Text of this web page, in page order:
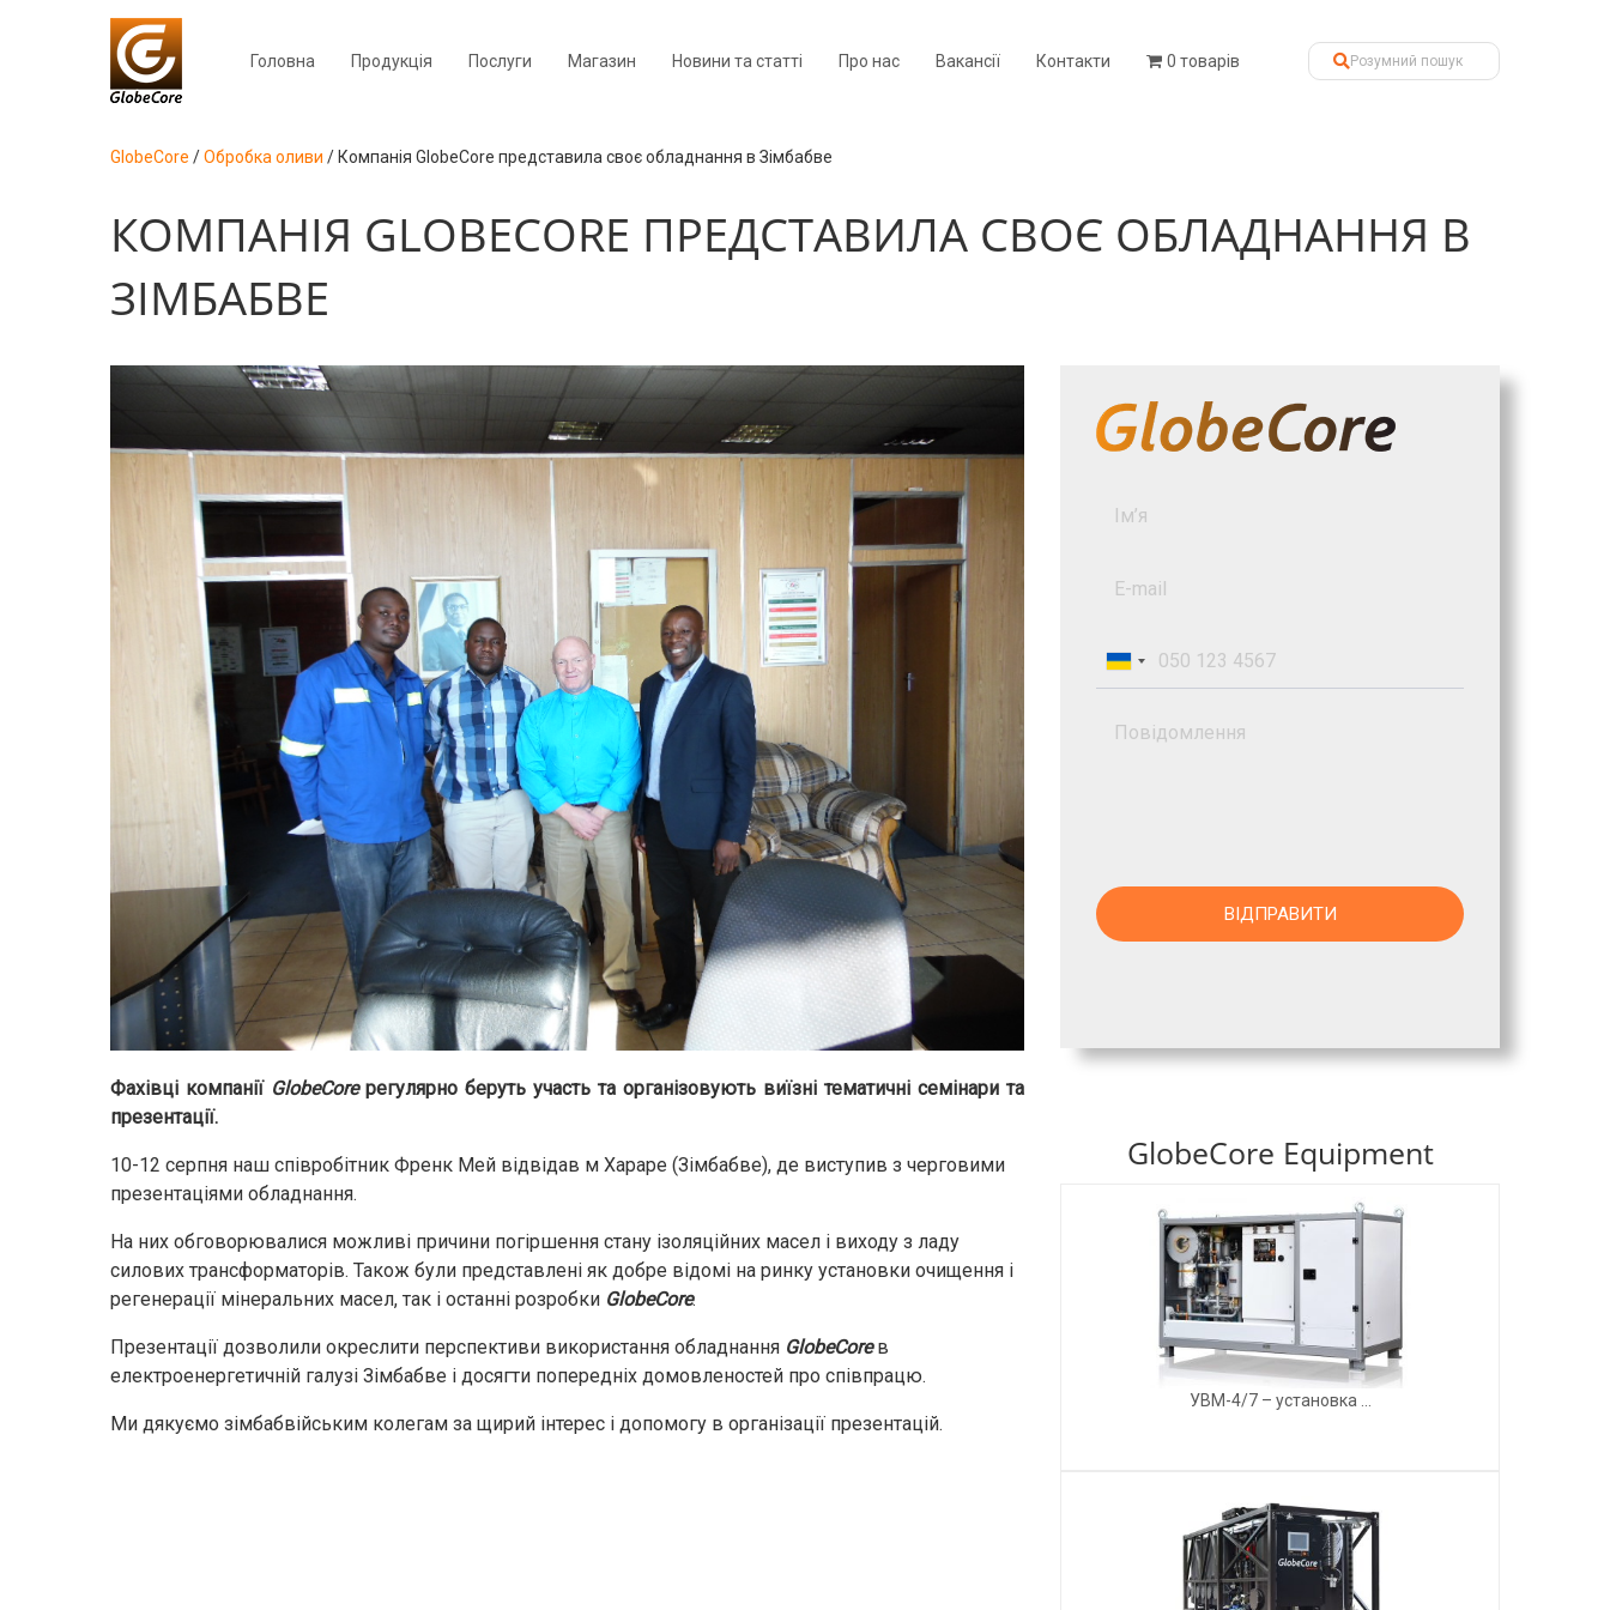
Головна Продукція Послуги Магазин Новини та статті Про нас Вакансії Контакти 0 товарів
GlobeCore /Обробка оливи / Компанія GlobeCore представила своє обладнання в Зімбабве
КОМПАНІЯ GLOBECORE ПРЕДСТАВИЛА СВОЄ ОБЛАДНАННЯ В
ЗІМБАБВЕ
Фахівці компанії GlobeCoreрегулярно беруть участь та організовують виїзні тематичні семінари та
презентації.
10-12 серпня наш співробітник Френк Мей відвідав м Хараре (Зімбабве), де виступив з черговими
презентаціями обладнання.
На них обговорювалися можливі причини погіршення стану ізоляційних масел і виходу з ладу
силових трансформаторів. Також були представлені як добре відомі на ринку установки очищення і
регенерації мінеральних масел, так і останні розробки GlobeCore.
Презентації дозволили окреслити перспективи використання обладнання GlobeCoreв
електроенергетичній галузі Зімбабве і досягти попередніх домовленостей про співпрацю.
Ми дякуємо зімбабвійським колегам за щирий інтерес і допомогу в організації презентацій.
GlobeCore Equipment
УВМ-4/7 – установка ...